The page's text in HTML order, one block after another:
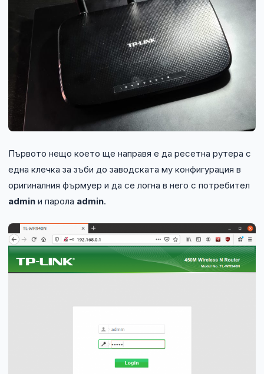
Първото нещо което ще направя е да ресетна рутера с
една клечка за зъби до заводската му конфигурация в
оригиналния фърмуер и да се логна в него с потребител
admin и парола admin.